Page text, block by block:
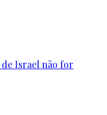
Israel não for